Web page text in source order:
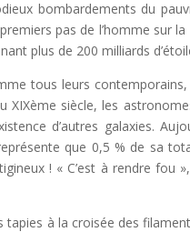
bombardements du
pas de l’homme sur
plus de 200 milliards
tous leurs
siècle, les
d’autres galaxies.
que 0,5 % de sa
! « C’est à rendre fou
tapies à la croisée des